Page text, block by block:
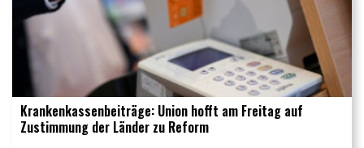
Krankenkassenbeiträge: Union hofft am Freitag auf
Zustimmung der Länder zu Reform